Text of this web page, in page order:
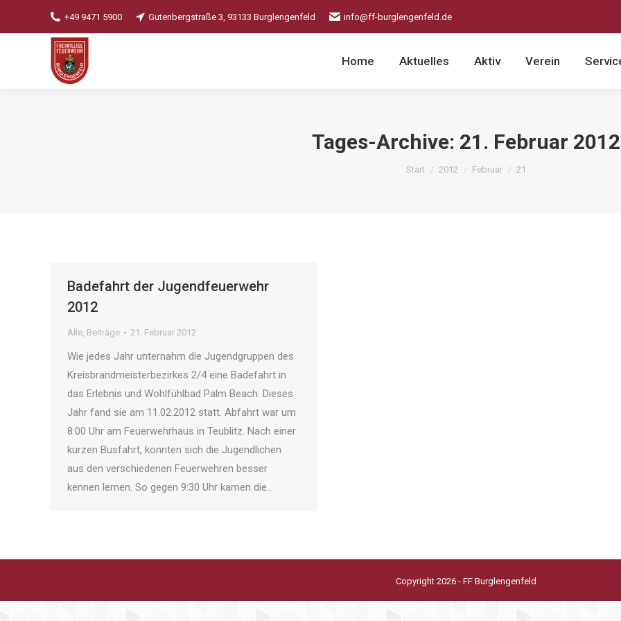
+49 9471 5900 Gutenbergstraße 3, 93133 Burglengenfeld info@ff-burglengenfeld.de
Home Aktuelles Aktiv Verein
Tages-Archive: 21. Februar 2012
Sie befinden sich hier:
Start 2012 Februar 21
Badefahrt der Jugendfeuerwehr
2012
Alle, Beiträge 21. Februar 2012
Wie jedes Jahr unternahm die Jugendgruppen des
Kreisbrandmeisterbezirkes 2/4 eine Badefahrt in
das Erlebnis und Wohlfühlbad Palm Beach. Dieses
Jahr fand sie am 11.02.2012 statt. Abfahrt war um
8:00 Uhr am Feuerwehrhaus in Teublitz. Nach einer
kurzen Busfahrt, konnten sich die Jugendlichen
aus den verschiedenen Feuerwehren besser
kennen lernen. So gegen 9:30 Uhr kamen die…
Copyright 2026 - FF Burglengenfeld